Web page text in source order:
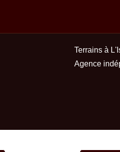
Terrains à
Agence